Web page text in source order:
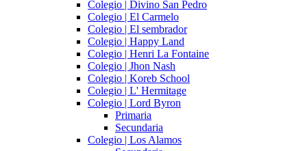
Colegio | Divino San Pedro
Colegio | El Carmelo
Colegio | El sembrador
Colegio | Happy Land
Colegio | Henri La Fontaine
Colegio | Jhon Nash
Colegio | Koreb School
Colegio | L' Hermitage
Colegio | Lord Byron
Primaria
Secundaria
Colegio | Los Alamos